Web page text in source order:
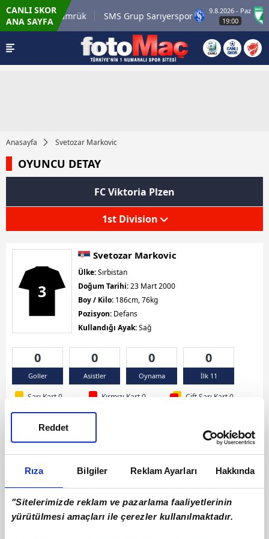
Rıza Bilgiler Reklam Ayarları Hakkında
"Sitelerimizde reklam ve pazarlama faaliyetlerinin
yürütülmesi amaçları ile çerezler kullanılmaktadır.
Reddet
CANLI SKOR
ANA SAYFA
Karagümrük SMS Grup Sarıyerspor
9.8.2026 - Paz
19:00
Anasayfa Svetozar Markovic
OYUNCU DETAY
FC Viktoria Plzen
1st Division
3
Svetozar Markovic
Ülke:Sırbistan
Doğum Tarihi:23 Mart 2000
Boy / Kilo: 186cm, 76kg
Pozisyon: Defans
Kullandığı Ayak:Sağ
0
Goller
0
Asistler
0
Oynama
0
İlk 11
Sarı Kart 0 Kırmızı Kart 0 Çift Sarı Kart 0